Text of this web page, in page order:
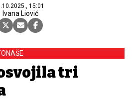
15:01
Ivana Liović
tri